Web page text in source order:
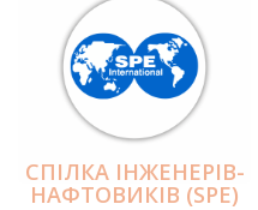
СПІЛКА ІНЖЕНЕРІВ-
НАФТОВИКІВ (SPE)